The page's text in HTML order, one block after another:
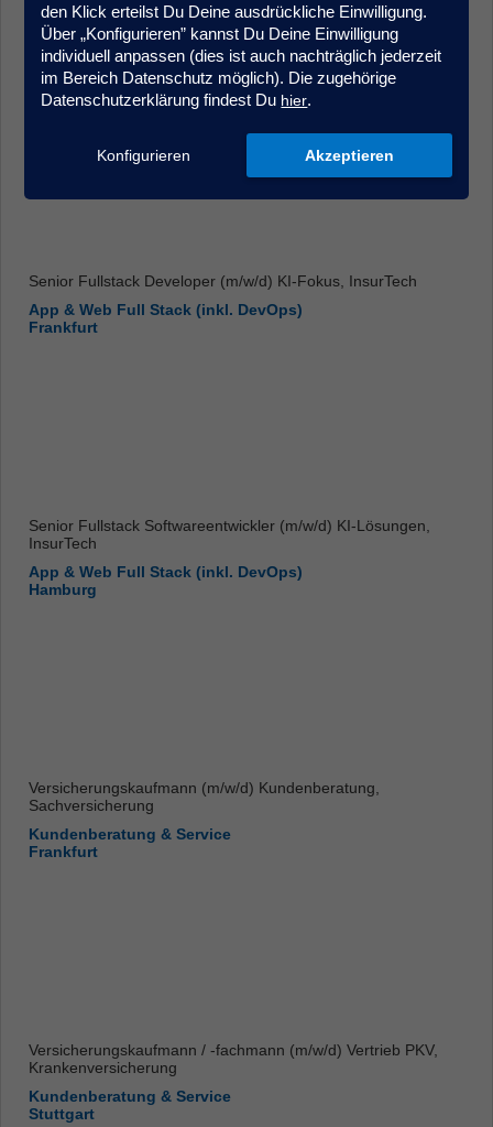
Sales Agent (m/w/d) Quereinstieg Vorsorgeversicherung
Kundenberatung & Service
München
Senior Fullstack Developer (m/w/d) KI-Fokus, InsurTech
App & Web Full Stack (inkl. DevOps)
Frankfurt
Senior Fullstack Softwareentwickler (m/w/d) KI-Lösungen,
InsurTech
App & Web Full Stack (inkl. DevOps)
Hamburg
Versicherungskaufmann (m/w/d) Kundenberatung,
Sachversicherung
Kundenberatung & Service
Frankfurt
Versicherungskaufmann / -fachmann (m/w/d) Vertrieb PKV,
Krankenversicherung
Kundenberatung & Service
Stuttgart
den Klick erteilst Du Deine ausdrückliche Einwilligung.
Über „Konfigurieren” kannst Du Deine Einwilligung
individuell anpassen (dies ist auch nachträglich jederzeit
im Bereich Datenschutz möglich). Die zugehörige
Datenschutzerklärung findest Du hier.
Konfigurieren Akzeptieren